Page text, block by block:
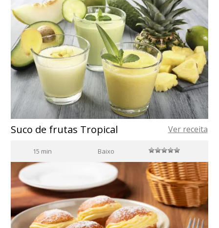
Suco de frutas Tropical Ver receita
15 min Baixo